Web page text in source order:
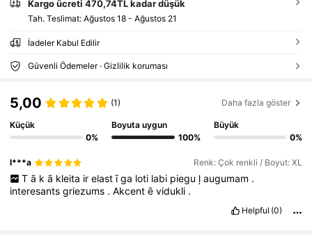
Kargo ücreti 470,74TL kadar düşük
Tah. Teslimat: Ağustos 18 - Ağustos 21
İadeler Kabul Edilir
Güvenli Ödemeler · Gizlilik koruması
5,00 (1) Daha fazla göster
Küçük
0%
Boyuta uygun
100%
Büyük
0%
l***a Renk: Çok renkli / Boyut: XL
T ā k ā kleita ir elastīga loti labi piegu ļ augumam .
interesantsgriezums .Akcentēvidukli .
Helpful (0)